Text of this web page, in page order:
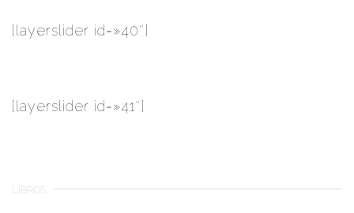
[layerslider id=»40″]
[layerslider id=»41″]
LIBROS